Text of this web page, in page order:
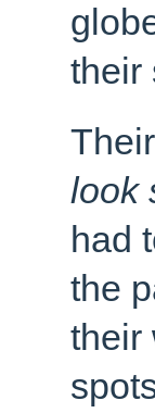
their
look
had
the
their